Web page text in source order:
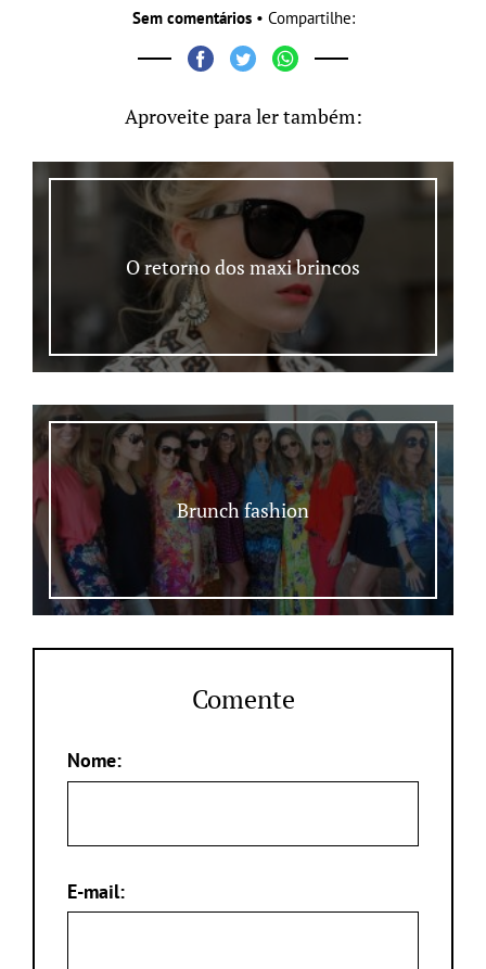
Sem comentários• Compartilhe:
Aproveite para ler também:
O retorno dos maxi brincos
Brunch fashion
Comente
Nome:
E-mail: